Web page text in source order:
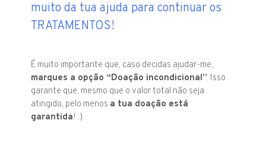
muito da tua ajuda para continuar os
TRATAMENTOS!
É muito importante que, caso decidas ajudar-me,
marques a opção “Doação incondicional”. Isso
garante que, mesmo que o valor total não seja
atingido, pelo menos a tua doação está
garantida! :)